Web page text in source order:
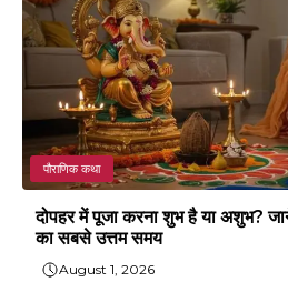
पौराणिक कथा
दोपहर में पूजा करना शुभ है या अशुभ?
का सबसे उत्तम समय
August 1, 2026